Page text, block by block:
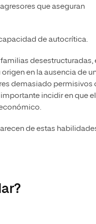
que aseguran
de autocrítica.
desestructuradas,
en la ausencia de
demasiado permisivos
incidir en que el
de estas